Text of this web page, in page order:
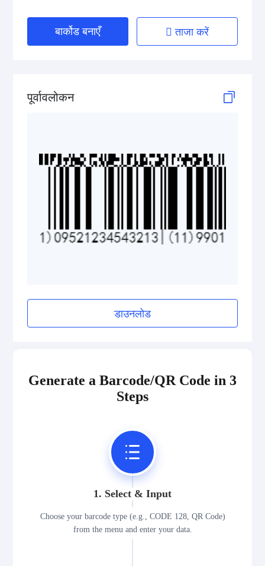
GS1 DataBar Stacked Composite
GS1 DataBar Stacked Omnidirectional Composite
बार्कोड बनाएँ ताजा करें
पूर्वावलोकन
डाउनलोड
Generate a Barcode/QR Code in 3
Steps
1. Select & Input
Choose your barcode type (e.g., CODE 128, QR Code)
from the menu and enter your data.